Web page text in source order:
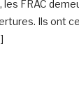
FRAC
Ils ont